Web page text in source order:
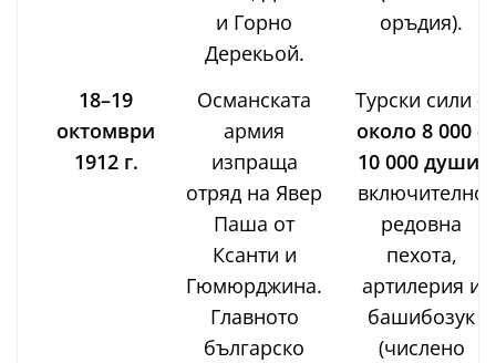
и Горно
Дерекьой.
оръдия).
18–19
октомври
1912 г.
Османската
армия
изпраща
отряд на Явер
Паша от
Ксанти и
Гюмюрджина.
Главното
българско
Турски сили –
около 8 000 –
10 000 души
включително
редовна
пехота,
артилерия и
башибозук
(числено